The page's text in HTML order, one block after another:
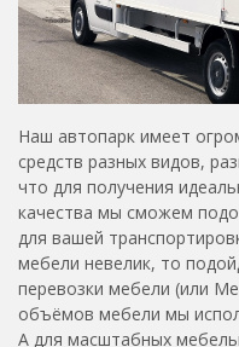
Наш автопарк имеет
средств разных видов,
что для получения
качества мы сможем
для вашей
мебели невелик, то
перевозки мебели (или
объёмов мебели мы
А для масштабных